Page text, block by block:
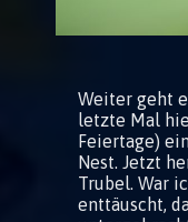
Weiter geht
letzte Mal
Feiertage)
Nest. Jetzt
Trubel. War
enttäuscht,